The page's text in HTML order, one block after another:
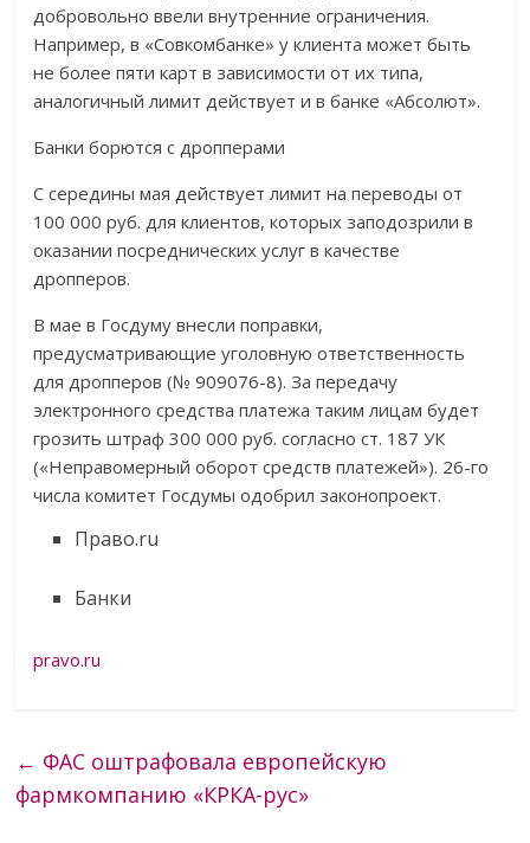
добровольно ввели внутренние ограничения.
Например, в «Совкомбанке» у клиента может быть
не более пяти карт в зависимости от их типа,
аналогичный лимит действует и в банке «Абсолют».
Банки борются с дропперами
С середины мая действует лимит на переводы от
100 000 руб. для клиентов, которых заподозрили в
оказании посреднических услуг в качестве
дропперов.
В мае в Госдуму внесли поправки,
предусматривающие уголовную ответственность
для дропперов (№ 909076-8). За передачу
электронного средства платежа таким лицам будет
грозить штраф 300 000 руб. согласно ст. 187 УК
(«Неправомерный оборот средств платежей»). 26-го
числа комитет Госдумы одобрил законопроект.
Право.ru
Банки
pravo.ru
← ФАС оштрафовала европейскую
фармкомпанию «КРКА-рус»